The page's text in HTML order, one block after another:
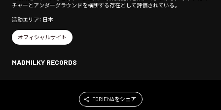
チャーとアンダーグラウンドを横断する存在として評価されている。
活動エリア： 日本
オフィシャルサイト
MADMILKY RECORDS
TORIENAをシェア